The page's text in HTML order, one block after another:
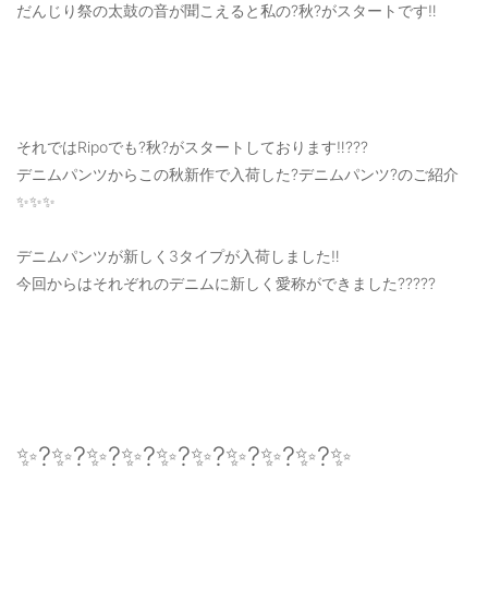
お問い合わせ
だんじり祭の太鼓の音が聞こえると私の?秋?がスタートです‼️
それではRipoでも?秋?がスタートしております‼️???
デニムパンツからこの秋新作で入荷した?デニムパンツ?のご紹介
✨✨✨
デニムパンツが新しく3タイプが入荷しました‼️
今回からはそれぞれのデニムに新しく愛称ができました?????
✨?✨?✨?✨?✨?✨?✨?✨?✨?✨